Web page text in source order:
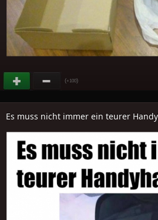
(+100)
Es muss nicht immer ein teurer